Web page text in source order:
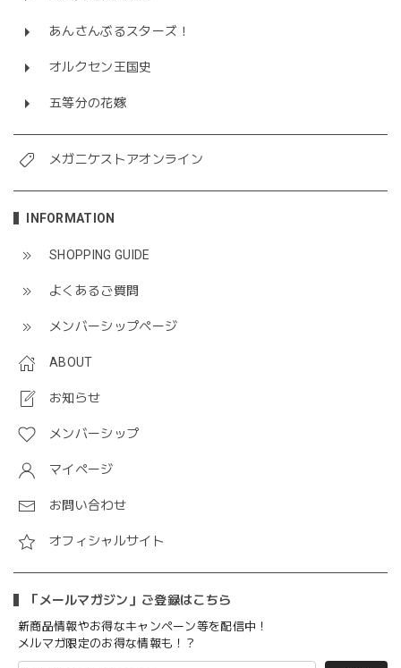
あんさんぶるスターズ！
オルクセン王国史
五等分の花嫁
メガニケストアオンライン
INFORMATION
SHOPPING GUIDE
よくあるご質問
メンバーシップページ
ABOUT
お知らせ
メンバーシップ
マイページ
お問い合わせ
オフィシャルサイト
「メールマガジン」ご登録はこちら
新商品情報やお得なキャンペーン等を配信中！
メルマガ限定のお得な情報も！？